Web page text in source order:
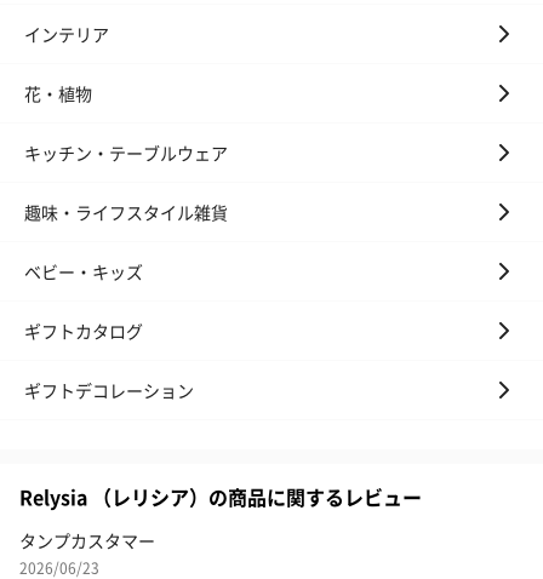
インテリア
花・植物
キッチン・テーブルウェア
趣味・ライフスタイル雑貨
ベビー・キッズ
ギフトカタログ
ギフトデコレーション
Relysia （レリシア）の商品に関するレビュー
タンプカスタマー
2026/06/23